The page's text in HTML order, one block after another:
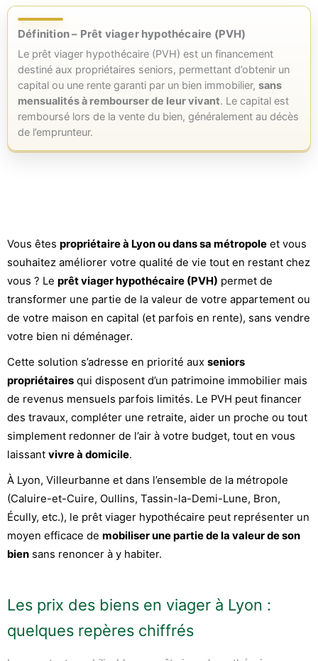
Définition – Prêt viager hypothécaire (PVH)
Le prêt viager hypothécaire (PVH) est un financement
destiné aux propriétaires seniors, permettant d’obtenir un
capital ou une rente garanti par un bien immobilier, sans
mensualités à rembourser de leur vivant. Le capital est
remboursé lors de la vente du bien, généralement au décès
de l’emprunteur.
Vous êtes propriétaire à Lyon ou dans sa métropole et vous
souhaitez améliorer votre qualité de vie tout en restant chez
vous ? Le prêt viager hypothécaire (PVH) permet de
transformer une partie de la valeur de votre appartement ou
de votre maison en capital (et parfois en rente), sans vendre
votre bien ni déménager.
Cette solution s’adresse en priorité aux seniors
propriétaires qui disposent d’un patrimoine immobilier mais
de revenus mensuels parfois limités. Le PVH peut financer
des travaux, compléter une retraite, aider un proche ou tout
simplement redonner de l’air à votre budget, tout en vous
laissant vivre à domicile.
À Lyon, Villeurbanne et dans l’ensemble de la métropole
(Caluire-et-Cuire, Oullins, Tassin-la-Demi-Lune, Bron,
Écully, etc.), le prêt viager hypothécaire peut représenter un
moyen efficace de mobiliser une partie de la valeur de son
bien sans renoncer à y habiter.
Les prix des biens en viager à Lyon :
quelques repères chiffrés